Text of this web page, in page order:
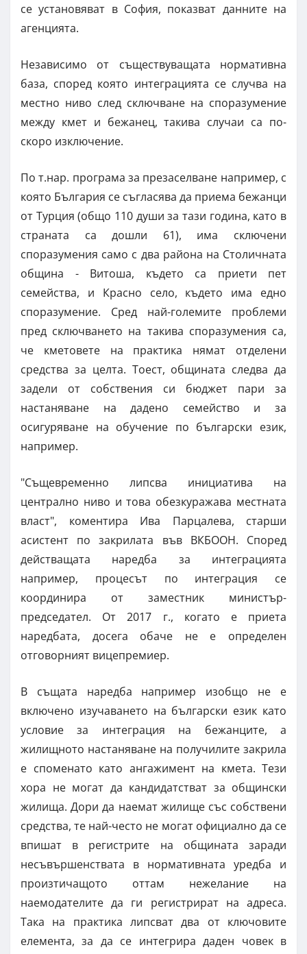
се установяват в София, показват данните на
агенцията.
Независимо от съществуващата нормативна
база, според която интеграцията се случва на
местно ниво след сключване на споразумение
между кмет и бежанец, такива случаи са по-
скоро изключение.
По т.нар. програма за презаселване например, с
която България се съгласява да приема бежанци
от Турция (общо 110 души за тази година, като в
страната са дошли 61), има сключени
споразумения само с два района на Столичната
община - Витоша, където са приети пет
семейства, и Красно село, където има едно
споразумение. Сред най-големите проблеми
пред сключването на такива споразумения са,
че кметовете на практика нямат отделени
средства за целта. Тоест, общината следва да
задели от собствения си бюджет пари за
настаняване на дадено семейство и за
осигуряване на обучение по български език,
например.
"Същевременно липсва инициатива на
централно ниво и това обезкуражава местната
власт", коментира Ива Парцалева, старши
асистент по закрилата във ВКБООН. Според
действащата наредба за интеграцията
например, процесът по интеграция се
координира от заместник министър-
председател. От 2017 г., когато е приета
наредбата, досега обаче не е определен
отговорният вицепремиер.
В същата наредба например изобщо не е
включено изучаването на български език като
условие за интеграция на бежанците, а
жилищното настаняване на получилите закрила
е споменато като ангажимент на кмета. Тези
хора не могат да кандидатстват за общински
жилища. Дори да наемат жилище със собствени
средства, те най-често не могат официално да се
впишат в регистрите на общината заради
несъвършенствата в нормативната уредба и
произтичащото оттам нежелание на
наемодателите да ги регистрират на адреса.
Така на практика липсват два от ключовите
елемента, за да се интегрира даден човек в